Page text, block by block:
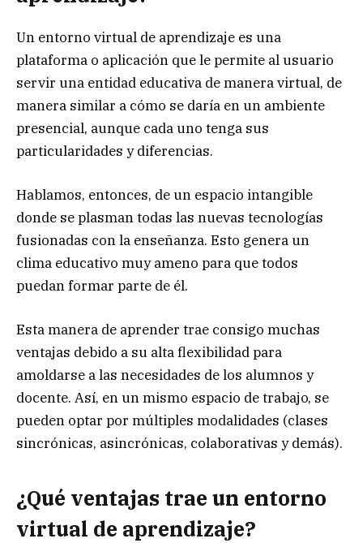
Un entorno virtual de aprendizaje es una
plataforma o aplicación que le permite al usuario
servir una entidad educativa de manera virtual, de
manera similar a cómo se daría en un ambiente
presencial, aunque cada uno tenga sus
particularidades y diferencias.
Hablamos, entonces, de un espacio intangible
donde se plasman todas las nuevas tecnologías
fusionadas con la enseñanza. Esto genera un
clima educativo muy ameno para que todos
puedan formar parte de él.
Esta manera de aprender trae consigo muchas
ventajas debido a su alta flexibilidad para
amoldarse a las necesidades de los alumnos y
docente. Así, en un mismo espacio de trabajo, se
pueden optar por múltiples modalidades (clases
sincrónicas, asincrónicas, colaborativas y demás).
¿Qué ventajas trae un entorno
virtual de aprendizaje?